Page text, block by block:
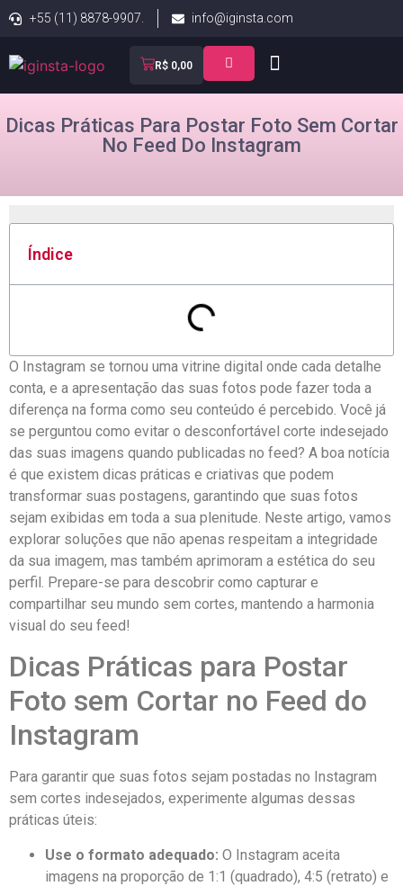
+55 (11) 8878-9907. info@iginsta.com
R$ 0,00
Dicas Práticas Para Postar Foto Sem Cortar
No Feed Do Instagram
Índice
O Instagram⁤ se ⁤tornou uma⁤ vitrine digital onde cada detalhe
conta, e‍ a apresentação das suas fotos pode fazer toda a
diferença na forma como seu ‍conteúdo é percebido. Você já
se perguntou​ como evitar o desconfortável corte indesejado
das suas imagens quando publicadas no feed? A boa notícia⁣
é que existem dicas práticas e criativas que podem
transformar suas postagens,‍ garantindo que suas fotos
sejam exibidas em toda a sua plenitude. Neste artigo, vamos
explorar soluções⁢ que não apenas respeitam a integridade
da sua‍ imagem, ‌mas também⁢ aprimoram a estética do seu
perfil. Prepare-se para descobrir como capturar e
compartilhar seu mundo sem cortes, mantendo a harmonia
⁣visual ‍do seu feed!
Dicas Práticas para Postar
Foto sem Cortar no Feed do
‍Instagram
Para⁢ garantir que suas ‍fotos ⁣sejam postadas​ no Instagram
sem cortes indesejados, experimente algumas dessas
práticas úteis:
Use o formato adequado: O Instagram aceita
imagens na‌ proporção de‍ 1:1 (quadrado), 4:5 (retrato) e